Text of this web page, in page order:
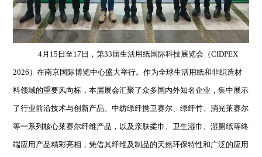
4月15日至17日，第33届生活用纸国际科技展览会（CIDPEX
2026）在南京国际博览中心盛大举行。作为全球生活用纸和非织造材
料领域的重要风向标，本届展会汇聚了众多国内外知名企业，集中展示
了行业前沿技术与创新产品。中纺绿纤携卫赛尔、绿纤竹、消光莱赛尔
等一系列核心莱赛尔纤维产品，以及亲肤柔巾、卫生湿巾、湿厕纸等终
端应用产品精彩亮相，凭借其纤维及制品的天然环保特性和广泛的应用